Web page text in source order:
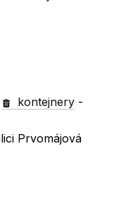
kontejnery -
Prvomájová